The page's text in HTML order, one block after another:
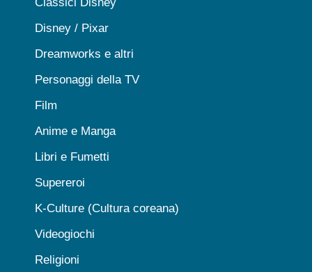
Classici Disney
Disney / Pixar
Dreamworks e altri
Personaggi della TV
Film
Anime e Manga
Libri e Fumetti
Supereroi
K-Culture (Cultura coreana)
Videogiochi
Religioni